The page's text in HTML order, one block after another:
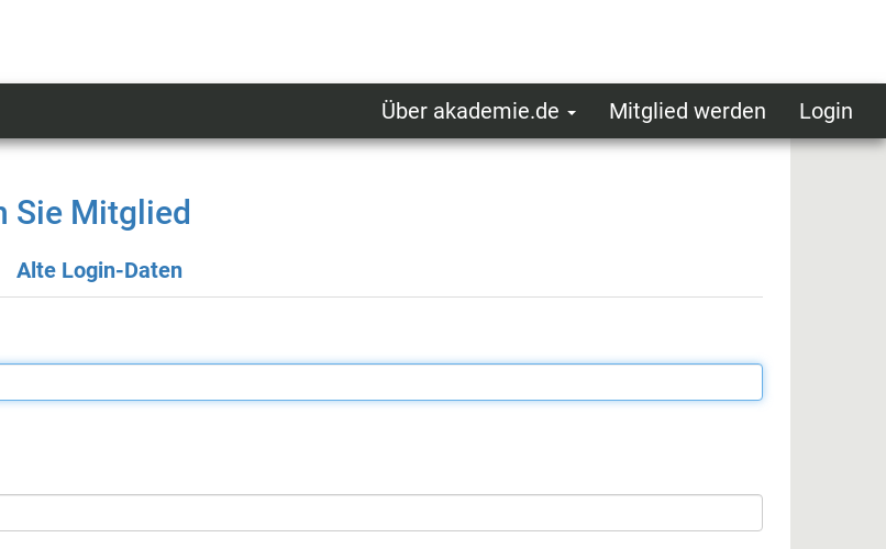
User
Über akademie.de Mitglied werden Login
Sie Mitglied
Alte Login-Daten